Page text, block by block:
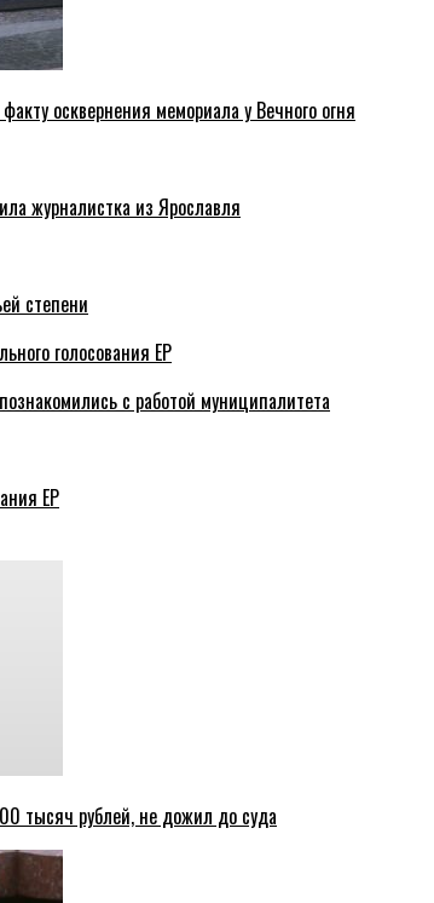
осквернения мемориала у Вечного огня
журналистка из Ярославля
степени
голосования ЕР
с работой муниципалитета
ЕР
тысяч рублей, не дожил до суда